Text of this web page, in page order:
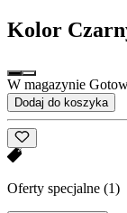
Kolor
W magazynie
Dodaj do koszyka
Oferty specjalne (1)